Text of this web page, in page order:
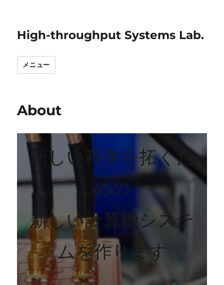
High-throughput Systems Lab.
メニュー
About
新しい科学を拓くた
めの
新しい計算機システ
ムを作ります